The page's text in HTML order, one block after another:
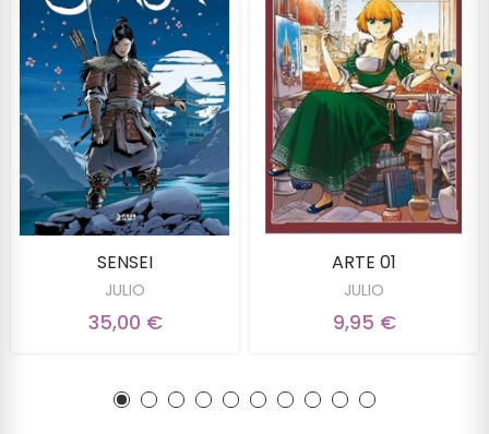
SENSEI
JULIO
35,00 €
ARTE 01
JULIO
9,95 €